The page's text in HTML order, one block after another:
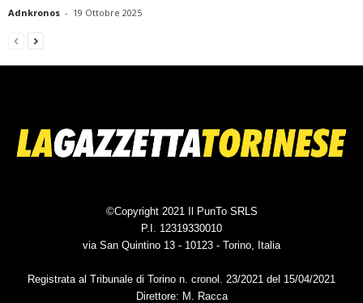
Adnkronos - 19 Ottobre 2025
©Copyright 2021 Il PunTo SRLS
P.I. 12319330010
via San Quintino 13 - 10123 - Torino, Italia
Registrata al Tribunale di Torino n. cronol. 23/2021 del 15/04/2021
Direttore: M. Racca